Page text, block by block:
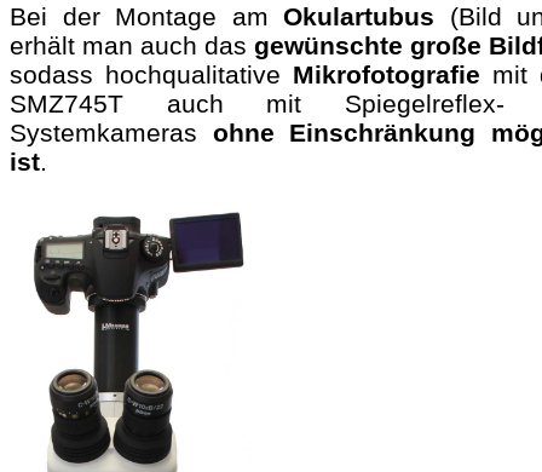
Bei der Montage am Okulartubus (Bild
erhält man auch das gewünschte große
sodass hochqualitative Mikrofotografie mit
SMZ745T auch mit Spiegelreflex-
Systemkameras ohne Einschränkung
ist.